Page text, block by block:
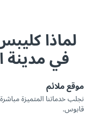
لماذا
في
موقع ملائم
نجلب خدماتنا المتميزة
قابوس.